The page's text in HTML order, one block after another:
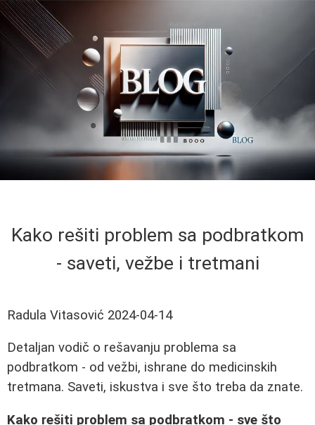
Kako rešiti problem sa podbratkom
- saveti, vežbe i tretmani
Radula Vitasović 2024-04-14
Detaljan vodič o rešavanju problema sa
podbratkom - od vežbi, ishrane do medicinskih
tretmana. Saveti, iskustva i sve što treba da znate.
Kako rešiti problem sa podbratkom - sve što